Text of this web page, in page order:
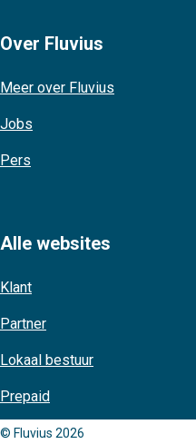
Over Fluvius
Meer over Fluvius
Jobs
Pers
Alle websites
Klant
Partner
Lokaal bestuur
Prepaid
© Fluvius 2026